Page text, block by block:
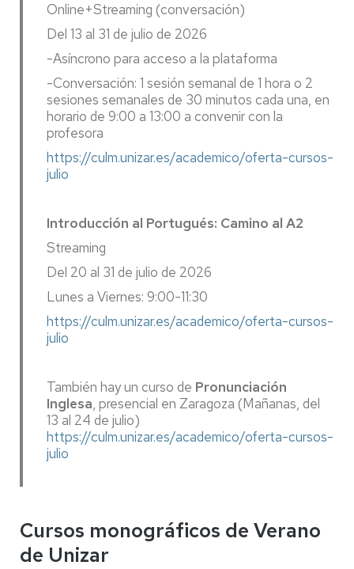
Online+Streaming (conversación)
Del 13 al 31 de julio de 2026
-Asíncrono para acceso a la plataforma
-Conversación: 1 sesión semanal de 1 hora o 2
sesiones semanales de 30 minutos cada una, en
horario de 9:00 a 13:00 a convenir con la
profesora
https://culm.unizar.es/academico/oferta-cursos-
julio
Introducción al Portugués: Camino al A2
Streaming
Del 20 al 31 de julio de 2026
Lunes a Viernes: 9:00-11:30
https://culm.unizar.es/academico/oferta-cursos-
julio
También hay un curso de Pronunciación
Inglesa, presencial en Zaragoza (Mañanas, del
13 al 24 de julio)
https://culm.unizar.es/academico/oferta-cursos-
julio
Cursos monográficos de Verano
de Unizar